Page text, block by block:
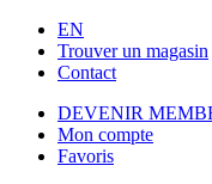
EN
Trouver un magasin
Contact
DEVENIR
Mon compte
Favoris